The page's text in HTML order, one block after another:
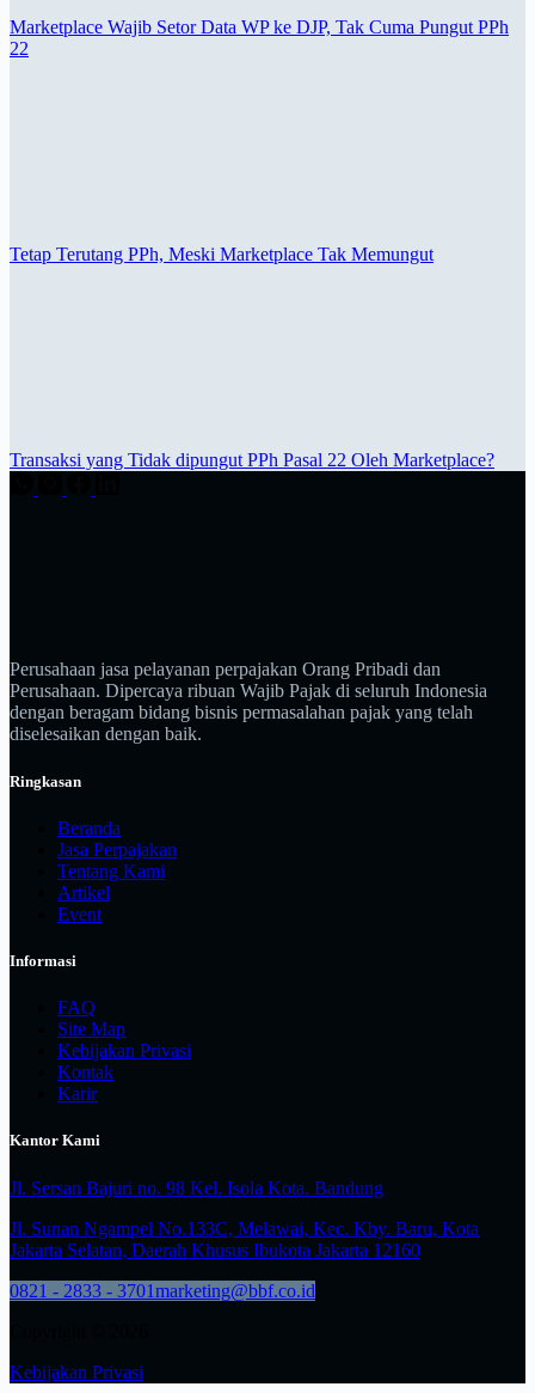
Marketplace Wajib Setor Data WP ke DJP, Tak Cuma Pungut PPh
22
Tetap Terutang PPh, Meski Marketplace Tak Memungut
Transaksi yang Tidak dipungut PPh Pasal 22 Oleh Marketplace?
Perusahaan jasa pelayanan perpajakan Orang Pribadi dan
Perusahaan. Dipercaya ribuan Wajib Pajak di seluruh Indonesia
dengan beragam bidang bisnis permasalahan pajak yang telah
diselesaikan dengan baik.
Ringkasan
Beranda
Jasa Perpajakan
Tentang Kami
Artikel
Event
Informasi
FAQ
Site Map
Kebijakan Privasi
Kontak
Karir
Kantor Kami
Jl. Sersan Bajuri no. 98 Kel. Isola Kota. Bandung
Jl. Sunan Ngampel No.133C, Melawai, Kec. Kby. Baru, Kota
Jakarta Selatan, Daerah Khusus Ibukota Jakarta 12160
0821 - 2833 - 3701marketing@bbf.co.id
Kebijakan Privasi